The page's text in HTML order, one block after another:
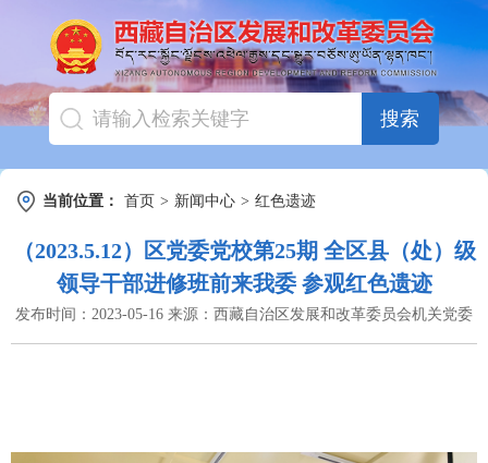
搜索
当前位置： 首页 > 新闻中心 > 红色遗迹
（2023.5.12）区党委党校第25期 全区县（处）级
领导干部进修班前来我委 参观红色遗迹
发布时间： 2023-05-16 来源： 西藏自治区发展和改革委员会机关党委